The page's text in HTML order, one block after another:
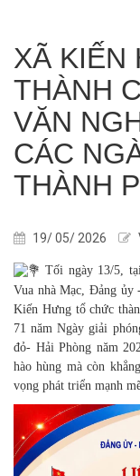
XÃ KIẾN
THÀNH
VĂN
CÁC
THÀNH
19/ 05/ 2026
Tối ngày 13/5,
Vua nhà Mạc, Đảng
Kiến Hưng tổ chức
71 năm Ngày giải
đỏ- Hải Phòng năm
hào hùng mà còn
vọng phát triển mạnh